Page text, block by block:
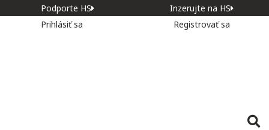
Podporte HS
Inzerujte na HS
Prihlásiť sa
Registrovať sa